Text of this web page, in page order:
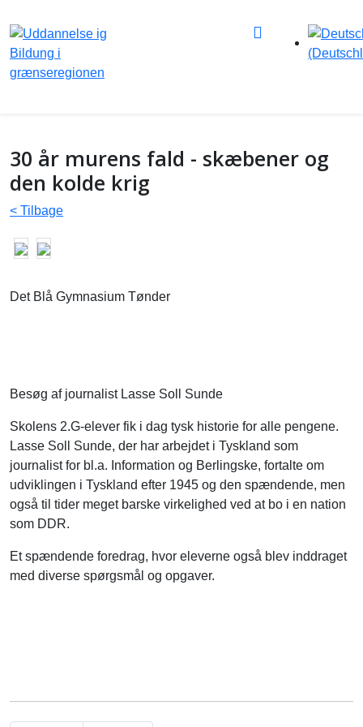
30 år murens fald - skæbener og
den kolde krig
< Tilbage
Det Blå Gymnasium Tønder
Besøg af journalist Lasse Soll Sunde
Skolens 2.G-elever fik i dag tysk historie for alle pengene.
Lasse Soll Sunde, der har arbejdet i Tyskland som
journalist for bl.a. Information og Berlingske, fortalte om
udviklingen i Tyskland efter 1945 og den spændende, men
også til tider meget barske virkelighed ved at bo i en nation
som DDR.
Et spændende foredrag, hvor eleverne også blev inddraget
med diverse spørgsmål og opgaver.